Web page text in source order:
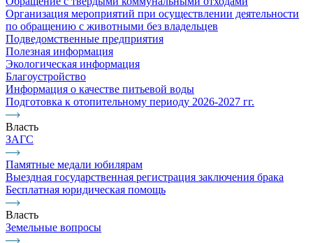
Организация мероприятий при осуществлении деятельности
по обращению с животными без владельцев
Подведомственные предприятия
Полезная информация
Экологическая информация
Благоустройство
Информация о качестве питьевой воды
Подготовка к отопительному периоду 2026-2027 гг.
Власть
ЗАГС
Памятные медали юбилярам
Выездная государственная регистрация заключения брака
Бесплатная юридическая помощь
Власть
Земельные вопросы